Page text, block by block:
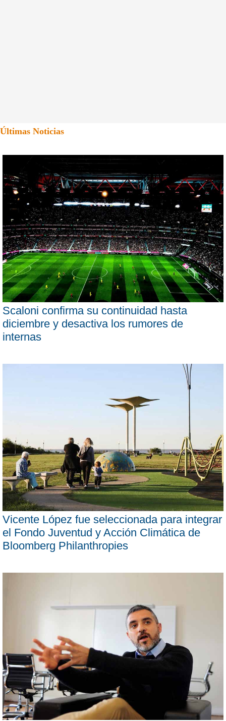
Últimas Noticias
Scaloni confirma su continuidad hasta
diciembre y desactiva los rumores de
internas
Vicente López fue seleccionada para integrar
el Fondo Juventud y Acción Climática de
Bloomberg Philanthropies